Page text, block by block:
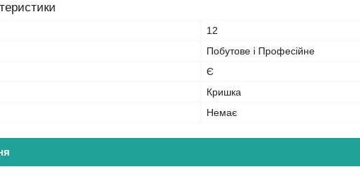
12
Побутове і Професійне
Є
Кришка
Немає